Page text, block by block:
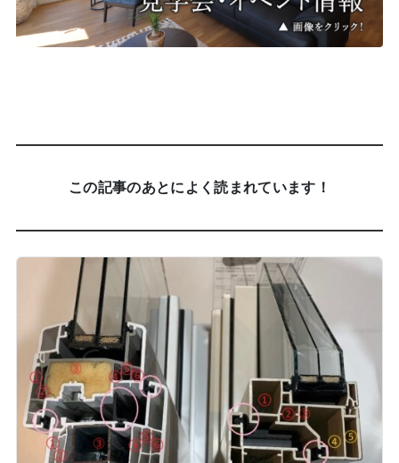
この記事のあとによく読まれています！